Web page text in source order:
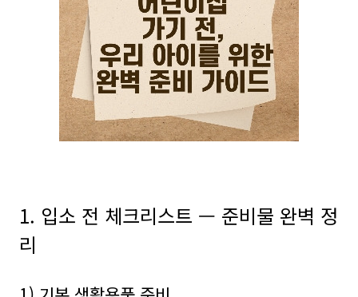
1. 입소 전 체크리스트 — 준비물 완벽 정
리